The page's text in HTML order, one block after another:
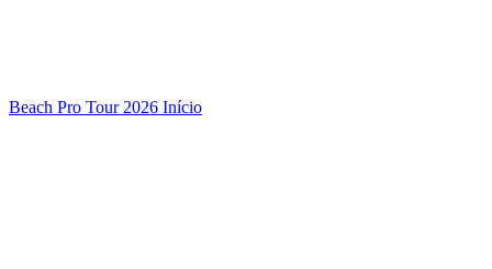
Beach Pro Tour 2026 Início